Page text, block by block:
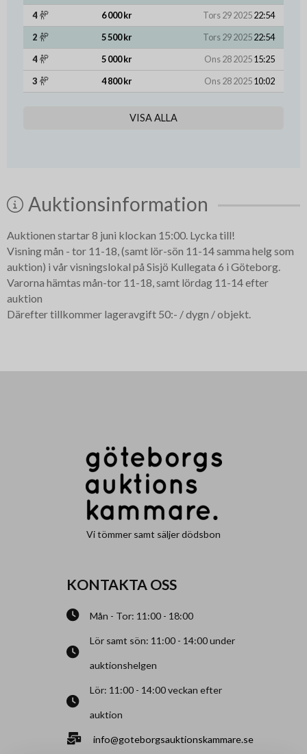
4
6 000 kr Tors 29 202522:54
2
5 500 kr Tors 29 202522:54
4
5 000 kr Ons 28 202515:25
3
4 800 kr Ons 28 202510:02
VISA ALLA
Auktionsinformation
Auktionen startar 8 juni klockan 15:00. Lycka till!
Visning mån - tor 11-18, (samt lör-sön 11-14 samma helg som
auktion) i vår visningslokal på Sisjö Kullegata 6 i Göteborg.
Varorna hämtas mån-tor 11-18, samt lördag 11-14 efter
auktion
Därefter tillkommer lageravgift 50:- / dygn / objekt.
Vi tömmer samt säljer dödsbon
KONTAKTA OSS
Mån - Tor: 11:00 - 18:00
Lör samt sön: 11:00 - 14:00 under
auktionshelgen
Lör: 11:00 - 14:00 veckan efter
auktion
info@goteborgsauktionskammare.se